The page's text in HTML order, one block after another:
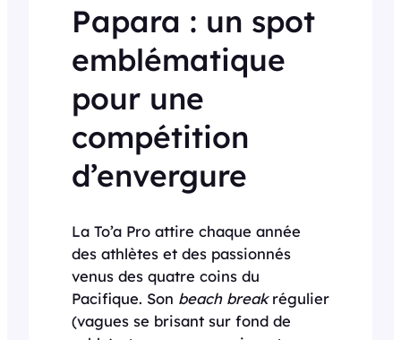
Papara : un spot
emblématique
pour une
compétition
d’envergure
La To’a Pro attire chaque année
des athlètes et des passionnés
venus des quatre coins du
Pacifique. Son beach breakrégulier
(vagues se brisant sur fond de